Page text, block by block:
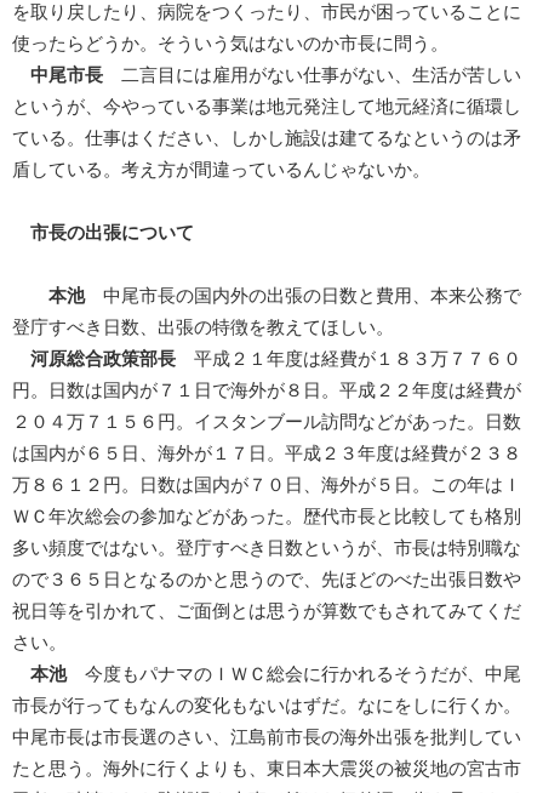
を取り戻したり、病院をつくったり、市民が困っていることに
使ったらどうか。そういう気はないのか市長に問う。
中尾市長 二言目には雇用がない仕事がない、生活が苦しい
というが、今やっている事業は地元発注して地元経済に循環し
ている。仕事はください、しかし施設は建てるなというのは矛
盾している。考え方が間違っているんじゃないか。
市長の出張について
本池中尾市長の国内外の出張の日数と費用、本来公務で
登庁すべき日数、出張の特徴を教えてほしい。
河原総合政策部長 平成２１年度は経費が１８３万７７６０
円。日数は国内が７１日で海外が８日。平成２２年度は経費が
２０４万７１５６円。イスタンブール訪問などがあった。日数
は国内が６５日、海外が１７日。平成２３年度は経費が２３８
万８６１２円。日数は国内が７０日、海外が５日。この年はＩ
ＷＣ年次総会の参加などがあった。歴代市長と比較しても格別
多い頻度ではない。登庁すべき日数というが、市長は特別職な
ので３６５日となるのかと思うので、先ほどのべた出張日数や
祝日等を引かれて、ご面倒とは思うが算数でもされてみてくだ
さい。
本池今度もパナマのＩＷＣ総会に行かれるそうだが、中尾
市長が行ってもなんの変化もないはずだ。なにをしに行くか。
中尾市長は市長選のさい、江島前市長の海外出張を批判してい
たと思う。海外に行くよりも、東日本大震災の被災地の宮古市